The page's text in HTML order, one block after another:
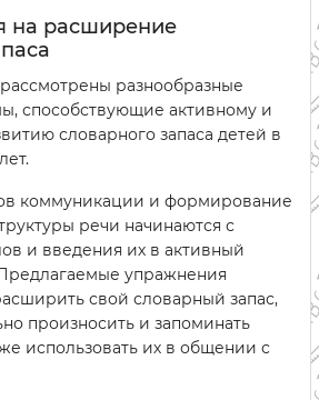
на расширение
разнообразные
способствующие активному и
словарного запаса детей в
коммуникации и формирование
речи начинаются с
и введения их в активный
упражнения
свой словарный запас,
произносить и запоминать
использовать их в общении с